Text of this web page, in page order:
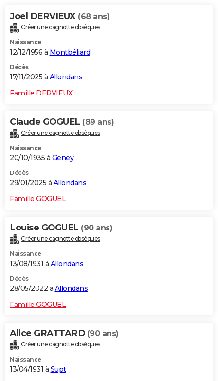
Alimentation
Guide de la santé
Maladies
Médicaments
Sommeil
VOYAGE
Destinations
City break
Voyage nature
Voyage de noces
Forum
Climat
+PHOTO
GUIDES D'ACHAT
Carte de Noël
Carte Bonne année
Carte Saint-Valentin
Carte Pâques
Carte d'anniversaire
DICTIONNAIRE
Dictionnaire
Biographies
Citations
Expressions
Proverbes
PROGRAMME TV
S'inscrire
Se connecter
Lycées
Collèges
Primaires
Universités
Entreprises
Service militaire
Avis de recherche
AVIS DE DÉCÈS
FORUM
Bricolage
Lifestyle
Culture
Television
Voyage
Joel DERVIEUX (68 ans)
Créer une cagnotte obsèques
Naissance
12/12/1956 à Montbéliard
Décès
17/11/2025 à Allondans
Famille DERVIEUX
Claude GOGUEL (89 ans)
Créer une cagnotte obsèques
Naissance
20/10/1935 à Geney
Décès
29/01/2025 à Allondans
Famille GOGUEL
Louise GOGUEL (90 ans)
Créer une cagnotte obsèques
Naissance
13/08/1931 à Allondans
Décès
28/05/2022 à Allondans
Famille GOGUEL
Alice GRATTARD (90 ans)
Créer une cagnotte obsèques
Naissance
13/04/1931 à Supt